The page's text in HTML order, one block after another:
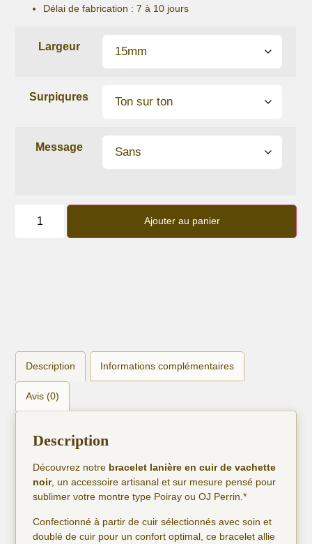
Délai de fabrication : 7 à 10 jours
Largeur
Surpiqures
Message
Bracelet
Ajouter au panier
Description Informations complémentaires
Avis (0)
Description
Découvrez notre bracelet lanière en cuir de vachette
noir, un accessoire artisanal et sur mesure pensé pour
sublimer votre montre type Poiray ou OJ Perrin.*
Confectionné à partir de cuir sélectionnés avec soin et
doublé de cuir pour un confort optimal, ce bracelet allie